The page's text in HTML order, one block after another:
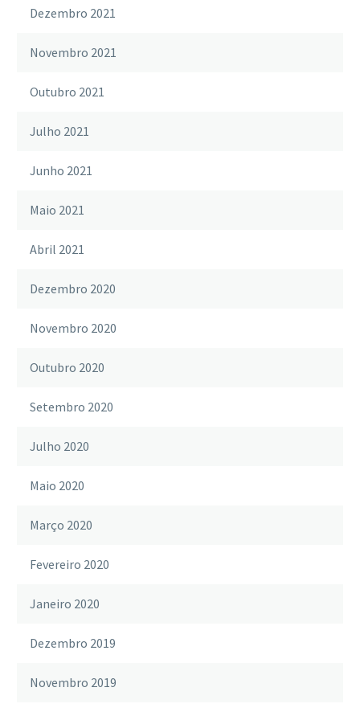
Dezembro 2021
Novembro 2021
Outubro 2021
Julho 2021
Junho 2021
Maio 2021
Abril 2021
Dezembro 2020
Novembro 2020
Outubro 2020
Setembro 2020
Julho 2020
Maio 2020
Março 2020
Fevereiro 2020
Janeiro 2020
Dezembro 2019
Novembro 2019